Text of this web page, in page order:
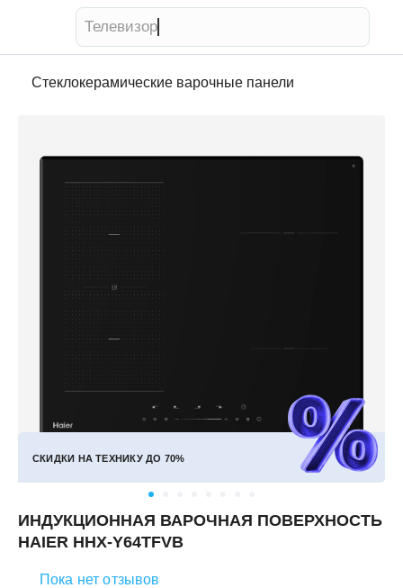
Телевизор
Стеклокерамические варочные панели
ИНДУКЦИОННАЯ ВАРОЧНАЯ ПОВЕРХНОСТЬ
HAIER HHX-Y64TFVB
Пока нет отзывов
СКИДКИ НА ТЕХНИКУ ДО 70%